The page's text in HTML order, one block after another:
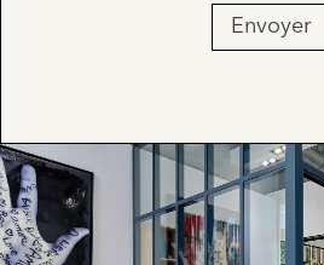
Envoyer